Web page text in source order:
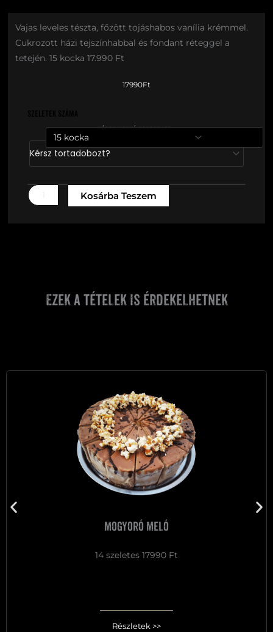
Vajas leveles tészta, főzött tojáshabos vanília krémmel.
Cukrozott házi tejszínhabbal és fondant réteggel a
tetején. 15 kocka 17.990 Ft
17990Ft
Kérsz hozzá dobozt is?*
krémes
mennyiség
Kosárba Teszem
KÁVÉ WEBSHOP
Ezek a tételek is érdekelhetnek
Mogyoró meló
14 szeletes 17990 Ft
Részletek >>